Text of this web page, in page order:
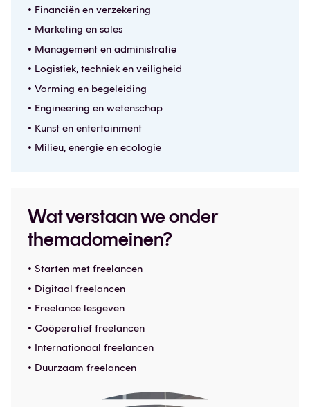
• Financiën en verzekering
• Marketing en sales
• Management en administratie
• Logistiek, techniek en veiligheid
• Vorming en begeleiding
• Engineering en wetenschap
• Kunst en entertainment
• Milieu, energie en ecologie
Wat verstaan we onder
themadomeinen?
• Starten met freelancen
• Digitaal freelancen
• Freelance lesgeven
• Coöperatief freelancen
• Internationaal freelancen
• Duurzaam freelancen